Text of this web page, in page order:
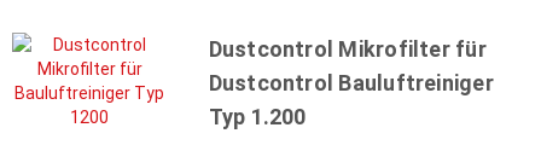
Dustcontrol Mikrofilter für
Dustcontrol Bauluftreiniger
Typ 1.200